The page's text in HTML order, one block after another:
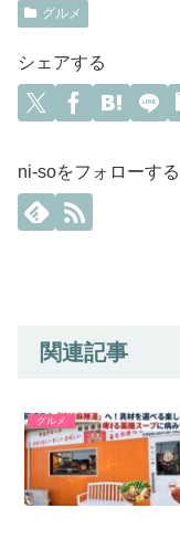
グルメ
シェアする
ni-soをフォローする
関連記事
グルメ